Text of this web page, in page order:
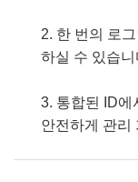
2. 한 번의 로
하실 수 있습니
3. 통합된 ID에
안전하게 관리